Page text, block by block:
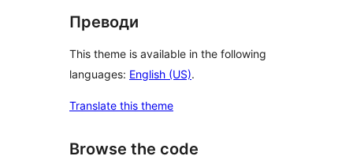
Преводи
This theme is available in the following
languages: English (US).
Translate this theme
Browse the code